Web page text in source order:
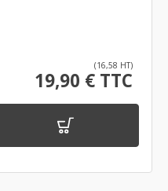
(16,58 HT)
19,90 € TTC